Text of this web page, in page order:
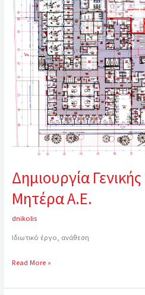
Δημιουργία Γενικής
Μητέρα Α.Ε.
dnikolis
Ιδιωτικό έργο, ανάθεση
Μητέρα
Α.Ε.
Read More »